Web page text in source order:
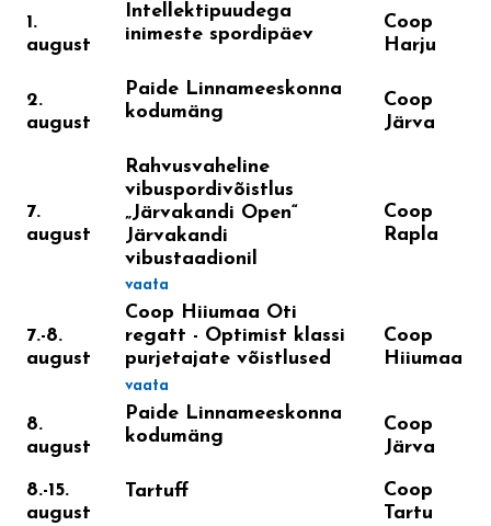
1.
august
Intellektipuudega
inimeste spordipäev
Coop
Harju
2.
august
Paide Linnameeskonna
kodumäng
Coop
Järva
7.
august
Rahvusvaheline
vibuspordivõistlus
„Järvakandi Open“
Järvakandi
vibustaadionil
vaata
Coop
Rapla
7.-8.
august
Coop Hiiumaa Oti
regatt - Optimist klassi
purjetajate võistlused
vaata
Coop
Hiiumaa
8.
august
Paide Linnameeskonna
kodumäng
Coop
Järva
8.-15.
august
Tartuff
Coop
Tartu